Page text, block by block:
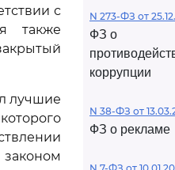
с
также
лучшие
N 273-ФЗ от
ФЗ о
коррупции
N 38-ФЗ от
ФЗ о рекламе